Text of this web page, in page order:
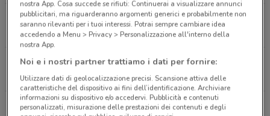
Via Salaria, 199 Monterotondo
2.5 km
APERTO
Via Della Rimessa, 5 Mentana
2.6 km
APERTO
Via Nomentana 331 Fonte Nuova
nostra App. Cosa succede se rifiuti: Continuerai a visualizzare annunci
pubblicitari, ma riguarderanno argomenti generici e probabilmente non
saranno rilevanti per i tuoi interessi. Potrai sempre cambiare idea
accedendo a Menu > Privacy > Personalizzazione all'interno della
nostra App.
Noi e i nostri partner trattiamo i dati per fornire:
Utilizzare dati di geolocalizzazione precisi. Scansione attiva delle
caratteristiche del dispositivo ai fini dell’identificazione. Archiviare
informazioni su dispositivo e/o accedervi. Pubblicità e contenuti
personalizzati, misurazione delle prestazioni dei contenuti e degli